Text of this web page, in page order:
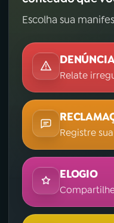
Escolha sua
Relate
Registre
ELOGIO